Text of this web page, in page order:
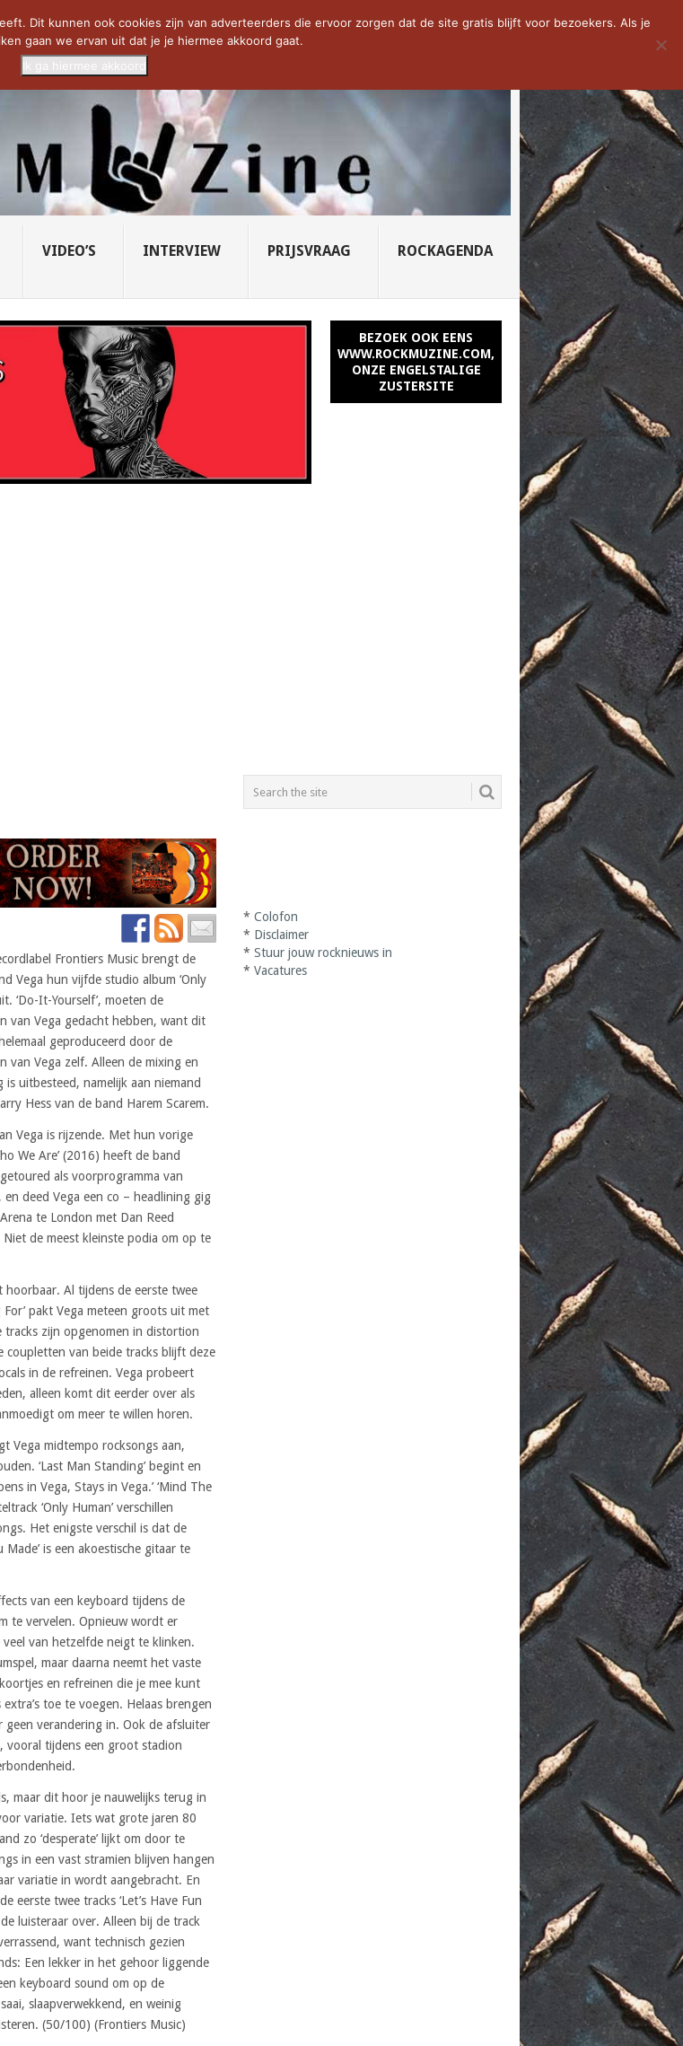
– U... SAVATAGE KOMT TERUG IN 0... CD VAN DE WEEK: SLEEPING...
VIDEO’S INTERVIEW PRIJSVRAAG ROCKAGENDA
BEZOEK OOK EENS
WWW.ROCKMUZINE.COM,
ONZE ENGELSTALIGE
ZUSTERSITE
Frontiers Music brengt de
Vega hun vijfde studio album ‘Only
‘Do-It-Yourself’, moeten de
van Vega gedacht hebben, want dit
geproduceerd door de
van Vega zelf. Alleen de mixing en
is uitbesteed, namelijk aan niemand
Hess van de band Harem Scarem.
Vega is rijzende. Met hun vorige
We Are’ (2016) heeft de band
als voorprogramma van
en deed Vega een co – headlining gig
te London met Dan Reed
de meest kleinste podia om op te
Al tijdens de eerste twee
For’ pakt Vega meteen groots uit met
tracks zijn opgenomen in distortion
coupletten van beide tracks blijft deze
in de refreinen. Vega probeert
alleen komt dit eerder over als
om meer te willen horen.
Vega midtempo rocksongs aan,
‘Last Man Standing’ begint en
in Vega, Stays in Vega.’ ‘Mind The
‘Only Human’ verschillen
Het enigste verschil is dat de
is een akoestische gitaar te
van een keyboard tijdens de
te vervelen. Opnieuw wordt er
van hetzelfde neigt te klinken.
maar daarna neemt het vaste
en refreinen die je mee kunt
toe te voegen. Helaas brengen
geen verandering in. Ook de afsluiter
vooral tijdens een groot stadion
maar dit hoor je nauwelijks terug in
variatie. Iets wat grote jaren 80
zo ‘desperate’ lijkt om door te
in een vast stramien blijven hangen
variatie in wordt aangebracht. En
eerste twee tracks ‘Let’s Have Fun
luisteraar over. Alleen bij de track
want technisch gezien
Een lekker in het gehoor liggende
keyboard sound om op de
slaapverwekkend, en weinig
(50/100) (Frontiers Music)
*Colofon
* Disclaimer
*Stuur jouw rocknieuws in
*Vacatures
Dit kunnen ook cookies zijn van adverteerders die ervoor zorgen dat de site gratis blijft voor bezoekers. Als je
gaan we ervan uit dat je je hiermee akkoord gaat.
Ik ga hiermee akkoord